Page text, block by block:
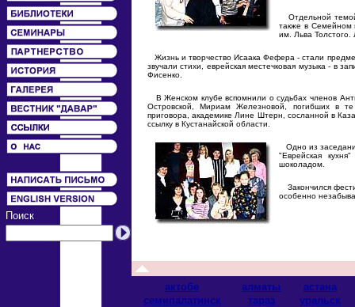
Поиск
Отдельной темой
также в Семейном
им. Льва Толстого.
Жизнь и творчество Исаака Фефера - стали
звучали стихи, еврейская местечковая музыка - в
Фисенко.
В Женском клубе вспомнили о судьбах членов
Островской, Мириам Железновой, погибших в
приговора, академике Лине Штерн, сосланной в
ссылку в Кустанайской области.
Одно из
"Еврейская
шоколадом.
Закончился
особенно
актобе алматы
астана
cемипалатинск
тараз уральск